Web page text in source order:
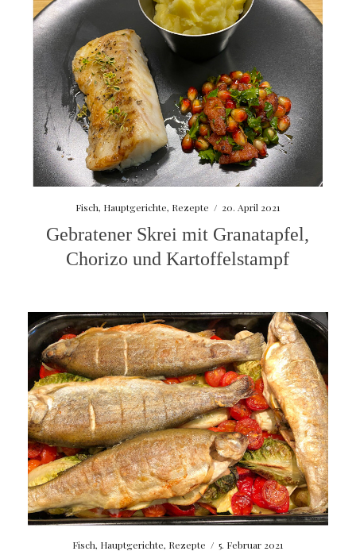
Fisch, Hauptgerichte, Rezepte / 20. April 2021
Gebratener Skrei mit Granatapfel,
Chorizo und Kartoffelstampf
Fisch, Hauptgerichte, Rezepte / 5. Februar 2021